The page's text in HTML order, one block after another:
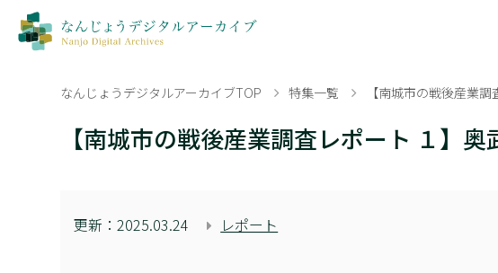
なんじょうデジタルアーカイブTOP 特集一覧 【南城市の戦後産業
【南城市の戦後産業調査レポート １】奥
更新：2025.03.24 レポート